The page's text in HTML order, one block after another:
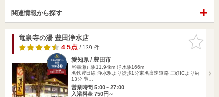
関連情報から探す
お気に入
りに追加
竜泉寺の湯 豊田浄水店
4.5点/ 139 件
愛知県 / 豊田市
尾張瀬戸駅11.94km 浄水駅166m
名鉄豊田線 浄水駅より徒歩1分東名高速道路 三好ICより約
13分 豊…
営業時間 5:00～27:00
入浴料金 750円～